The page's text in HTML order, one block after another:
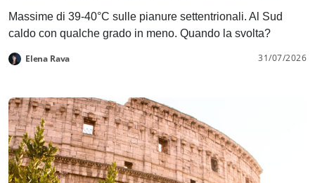
Massime di 39-40°C sulle pianure settentrionali. Al Sud
caldo con qualche grado in meno. Quando la svolta?
Elena Rava 31/07/2026